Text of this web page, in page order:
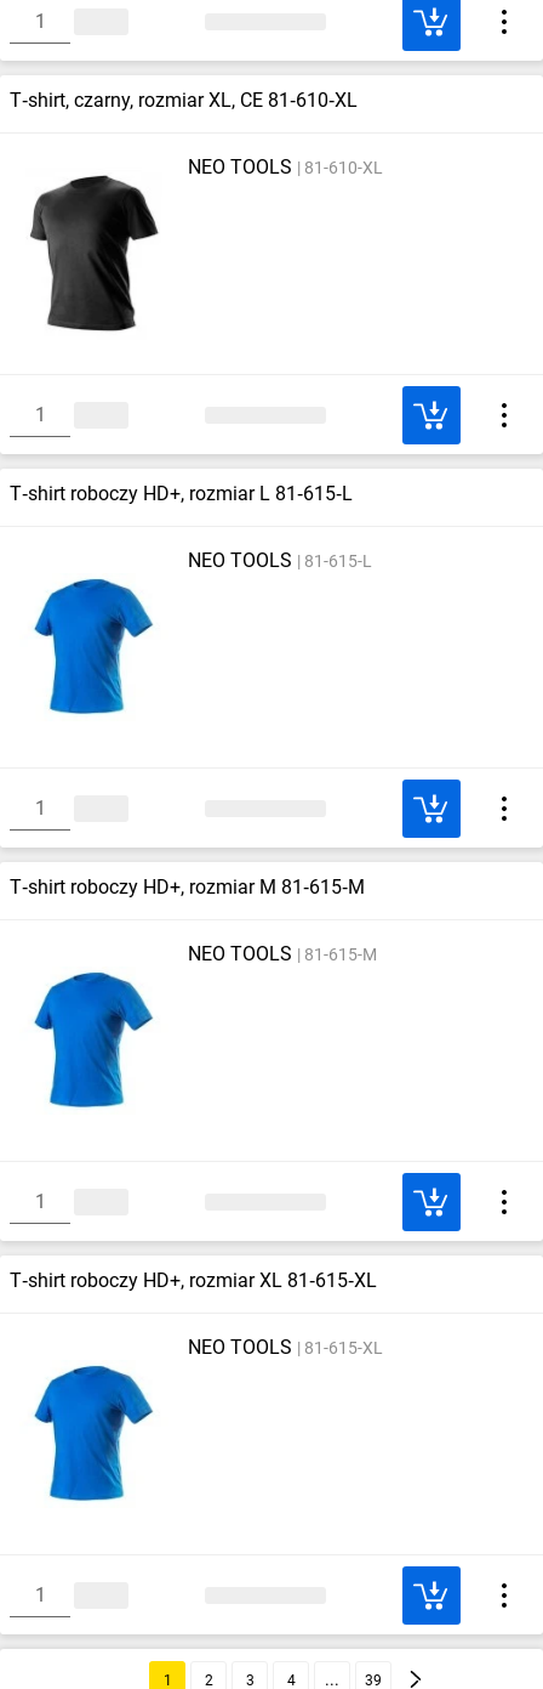
T‑shirt, czarny, rozmiar XL, CE 81‑610‑XL
NEO TOOLS 81-610-XL
T‑shirt roboczy HD+, rozmiar L 81‑615‑L
NEO TOOLS 81-615-L
T‑shirt roboczy HD+, rozmiar M 81‑615‑M
NEO TOOLS 81-615-M
T‑shirt roboczy HD+, rozmiar XL 81‑615‑XL
NEO TOOLS 81-615-XL
1 2 3 4 39